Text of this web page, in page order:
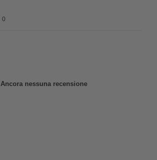
0
Ancora nessuna recensione